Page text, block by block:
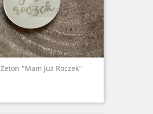
Żeton "mam Już Roczek"